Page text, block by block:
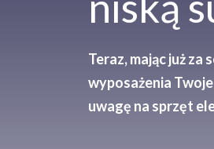
Teraz, mając już
wyposażenia
uwagę na sprzęt